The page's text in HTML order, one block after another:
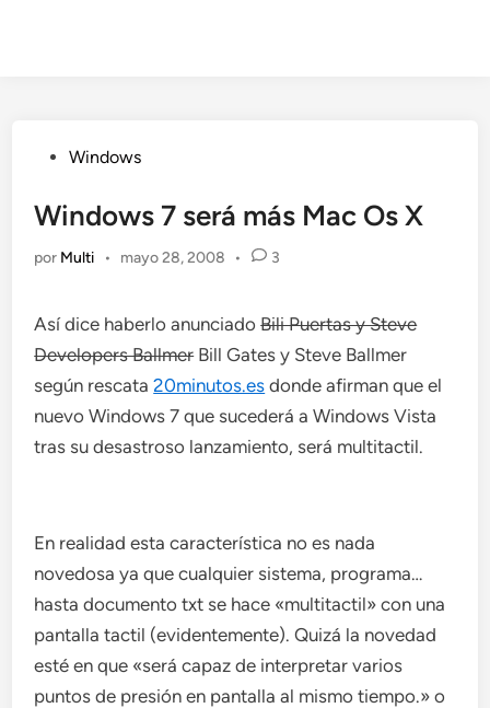
Publicado
Windows
Windows 7 será más Mac Os X
por Multi • mayo 28, 2008 • 3
Así dice haberlo anunciadoBili Puertas y Steve
Developers BallmerBill Gates y Steve Ballmer
según rescata20minutos.es donde afirman que el
nuevo Windows 7 que sucederá a Windows Vista
tras su desastroso lanzamiento, será multitactil.
En realidad esta característica no es nada
novedosa ya que cualquier sistema, programa…
hasta documento txt se hace «multitactil» con una
pantalla tactil (evidentemente). Quizá la novedad
esté en que «será capaz de interpretar varios
puntos de presión en pantalla al mismo tiempo.» o